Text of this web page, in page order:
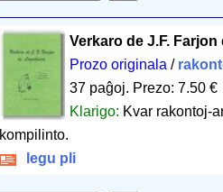
Verkaro de J.F.
Prozo originala /
37 paĝoj. Prezo: 7.50 €
Klarigo: Kvar rakontoj-
kompilinto.
legu pli